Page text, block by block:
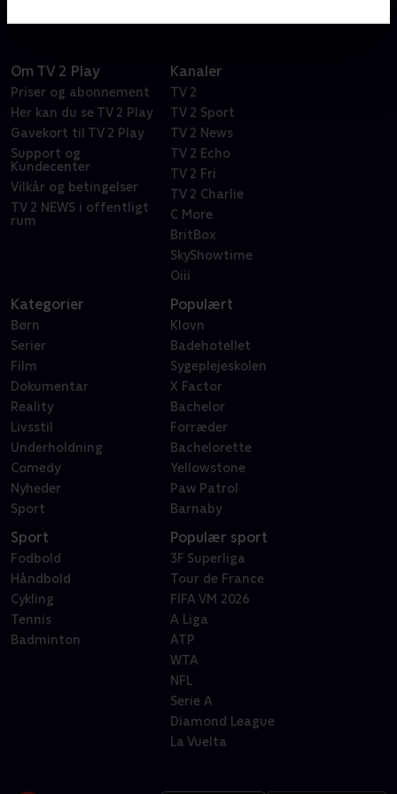
Om TV 2 Play
Priser og abonnement
Her kan du se TV 2 Play
Gavekort til TV 2 Play
Support og
Kundecenter
Vilkår og betingelser
TV 2 NEWS i offentligt
rum
Kanaler
TV 2
TV 2 Sport
TV 2 News
TV 2 Echo
TV 2 Fri
TV 2 Charlie
C More
BritBox
SkyShowtime
Oiii
Kategorier
Børn
Serier
Film
Dokumentar
Reality
Livsstil
Underholdning
Comedy
Nyheder
Sport
Populært
Klovn
Badehotellet
Sygeplejeskolen
X Factor
Bachelor
Forræder
Bachelorette
Yellowstone
Paw Patrol
Barnaby
Sport
Fodbold
Håndbold
Cykling
Tennis
Badminton
Populær sport
3F Superliga
Tour de France
FIFA VM 2026
A Liga
ATP
WTA
NFL
Serie A
Diamond League
La Vuelta